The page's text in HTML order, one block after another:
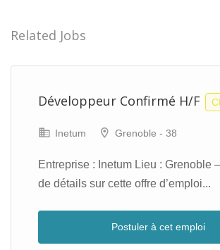
Related Jobs
Développeur Confirmé H/F
Inetum Grenoble - 38
Entreprise : Inetum Lieu : Grenoble
de détails sur cette offre d’emploi...
Postuler à cet emploi